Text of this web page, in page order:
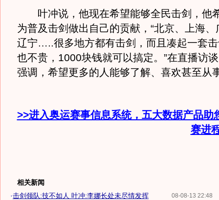
叶冲说，他现在希望能够全民击剑，他
为普及击剑做出自己的贡献，“北京、上海
辽宁…..很多地方都有击剑，而且凑起一套
也不贵，1000块钱就可以搞定。”在直播访
强调，希望更多的人能够了解、喜欢甚至从
>>进入奥运赛事信息系统，五大数据产品助
赛进
相关新闻
08-08-13 22:48
·击剑领队:技不如人 叶冲:李娜长处未尽情发挥